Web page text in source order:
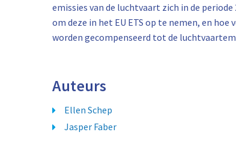
emissies van de luchtvaart zich in de
om deze in het EU ETS op te nemen, en
worden gecompenseerd tot de
Auteurs
Ellen Schep
Jasper Faber